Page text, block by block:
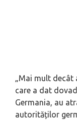
„Mai mult decât
care a dat
Germania, au
autorităților